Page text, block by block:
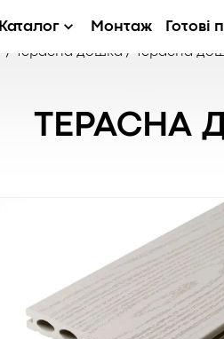
Каталог Монтаж Готові
/ Терасна дошка / Терасна
ТЕРАСНА